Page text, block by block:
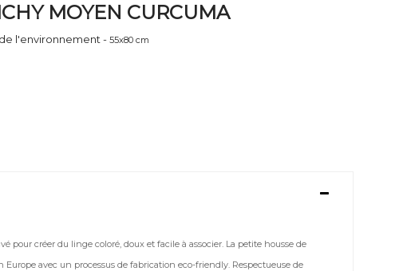
MOYEN CURCUMA
l'environnement - 55x80 cm
pour créer du linge coloré, doux et facile à associer. La petite housse de
avec un processus de fabrication eco-friendly. Respectueuse de